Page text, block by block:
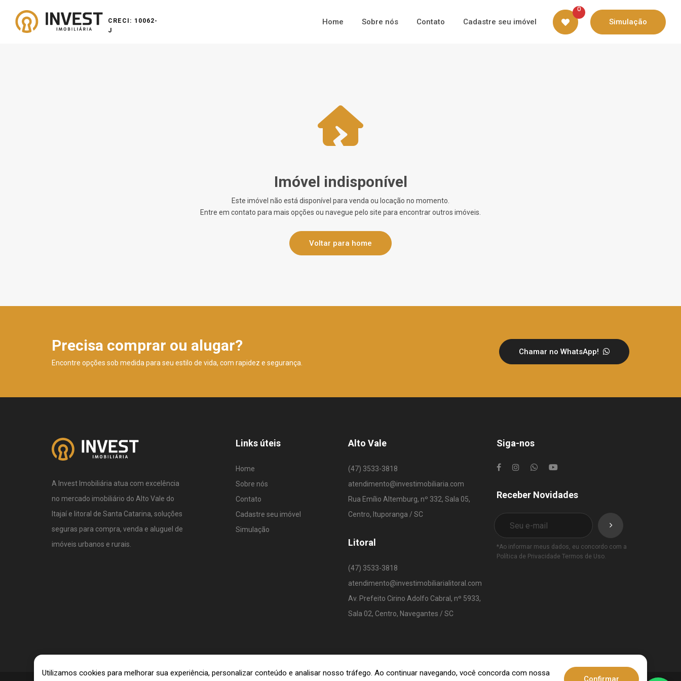
CRECI: 10062-
J
Home Sobre nós Contato Cadastre seu imóvel
0
Simulação
Imóvel indisponível
Este imóvel não está disponível para venda ou locação no momento.
Entre em contato para mais opções ou navegue pelo site para encontrar outros imóveis.
Voltar para home
Precisa comprar ou alugar?
Encontre opções sob medida para seu estilo de vida, com rapidez e segurança.
Chamar no WhatsApp!
A Invest Imobiliária atua com excelência
no mercado imobiliário do Alto Vale do
Itajaí e litoral de Santa Catarina, soluções
seguras para compra, venda e aluguel de
imóveis urbanos e rurais.
Links úteis
Home
Sobre nós
Contato
Cadastre seu imóvel
Simulação
Alto Vale
(47) 3533-3818
atendimento@investimobiliaria.com
Rua Emílio Altemburg, nº 332, Sala 05,
Centro, Ituporanga / SC
Litoral
(47) 3533-3818
atendimento@investimobiliarialitoral.com
Av. Prefeito Cirino Adolfo Cabral, nº 5933,
Sala 02, Centro, Navegantes / SC
Siga-nos
Receber Novidades
*Ao informar meus dados, eu concordo com a
Política de Privacidade Termos de Uso.
Utilizamos cookies para melhorar sua experiência, personalizar conteúdo e analisar nosso tráfego. Ao continuar navegando, você concorda com nossa
Confirmar